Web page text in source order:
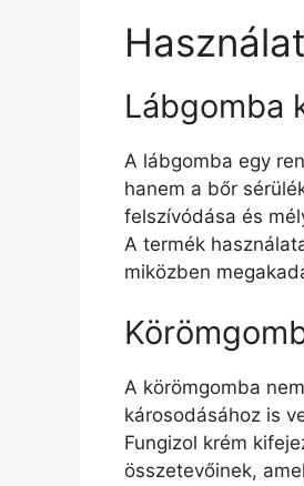
Lábgomba
A lábgomba egy
hanem a bőr
felszívódása és
A termék
miközben
A körömgomba
károsodásához is
Fungizol krém
összetevőinek,